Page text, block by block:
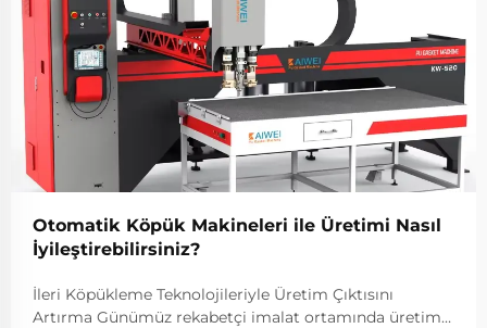
Otomatik Köpük Makineleri ile Üretimi Nasıl
İyileştirebilirsiniz?
İleri Köpükleme Teknolojileriyle Üretim Çıktısını
Artırma Günümüz rekabetçi imalat ortamında üretim